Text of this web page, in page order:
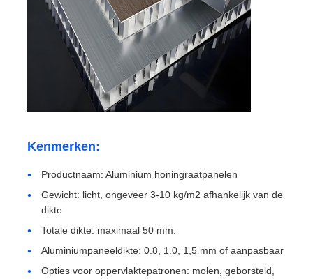
Nieuws
aluminium plaat
Aluminiumcirkel
Kenmerken:
Productnaam: Aluminium honingraatpanelen
Gewicht: licht, ongeveer 3-10 kg/m2 afhankelijk van de
dikte
Totale dikte: maximaal 50 mm.
Aluminiumpaneeldikte: 0.8, 1.0, 1,5 mm of aanpasbaar
Opties voor oppervlaktepatronen: molen, geborsteld,